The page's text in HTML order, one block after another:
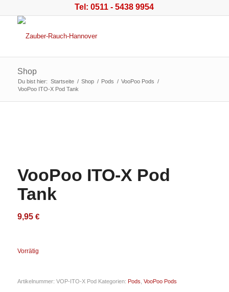
Tel: 0511 - 5438 9954
Shop
Du bist hier: Startseite / Shop / Pods / VooPoo Pods /
VooPoo ITO-X Pod Tank
VooPoo ITO-X Pod
Tank
9,95 €
Vorrätig
Artikelnummer: VOP-ITO-X Pod Kategorien: Pods VooPoo Pods